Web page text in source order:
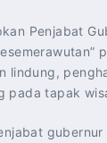
Penjabat
lindung,
pada tapak